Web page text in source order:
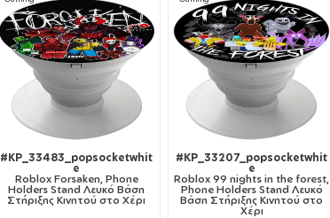
#KP_33483_popsocketwhit
e
Roblox Forsaken, Phone
Holders Stand Λευκό Βάση
Στήριξης Κινητού στο Χέρι
#KP_33207_popsocketwhit
e
Roblox 99 nights in the forest,
Phone Holders Stand Λευκό
Βάση Στήριξης Κινητού στο
Χέρι